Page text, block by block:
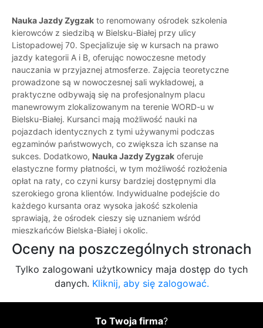
Nauka Jazdy Zygzak to renomowany ośrodek szkolenia
kierowców z siedzibą w Bielsku-Białej przy ulicy
Listopadowej 70. Specjalizuje się w kursach na prawo
jazdy kategorii A i B, oferując nowoczesne metody
nauczania w przyjaznej atmosferze. Zajęcia teoretyczne
prowadzone są w nowoczesnej sali wykładowej, a
praktyczne odbywają się na profesjonalnym placu
manewrowym zlokalizowanym na terenie WORD-u w
Bielsku-Białej. Kursanci mają możliwość nauki na
pojazdach identycznych z tymi używanymi podczas
egzaminów państwowych, co zwiększa ich szanse na
sukces. Dodatkowo, Nauka Jazdy Zygzak oferuje
elastyczne formy płatności, w tym możliwość rozłożenia
opłat na raty, co czyni kursy bardziej dostępnymi dla
szerokiego grona klientów. Indywidualne podejście do
każdego kursanta oraz wysoka jakość szkolenia
sprawiają, że ośrodek cieszy się uznaniem wśród
mieszkańców Bielska-Białej i okolic.
Oceny na poszczególnych stronach
Tylko zalogowani użytkownicy maja dostęp do tych
danych. Kliknij, aby się zalogować.
To Twoja firma?